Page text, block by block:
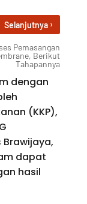
Selanjutnya ›
Pemasangan
Berikut
Tahapannya
dengan
(KKP),
Brawijaya,
dapat
hasil